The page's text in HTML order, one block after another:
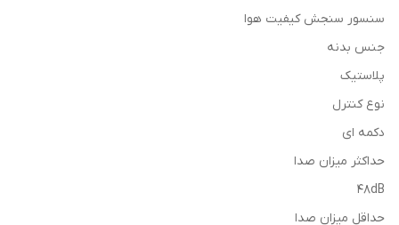
سنسور سنجش کیفیت هوا
جنس بدنه
پلاستیک
نوع کنترل
دکمه ای
حداکثر میزان صدا
48dB
حداقل میزان صدا